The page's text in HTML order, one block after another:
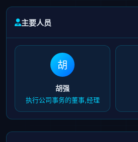
主要人员
胡
胡强
执行公司事务的董事,经理